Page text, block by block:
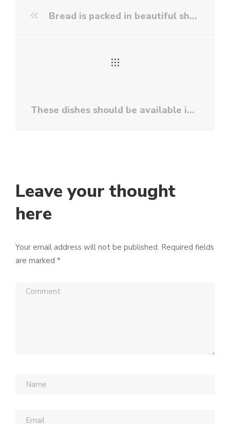
Bread is packed in beautiful shells
These dishes should be available in your home refrigerator
Leave your thought
here
Your email address will not be published. Required fields
are marked *